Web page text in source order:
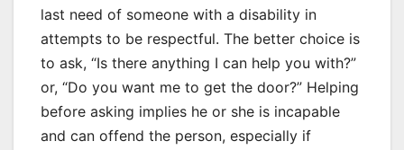
last need of someone with a disability in
attempts to be respectful. The better choice is
to ask, “Is there anything I can help you with?”
or, “Do you want me to get the door?” Helping
before asking implies he or she is incapable
and can offend the person, especially if